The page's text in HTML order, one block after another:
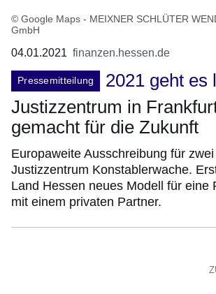
© Google Maps - MEIXNER SCHLÜTER
GmbH
04.01.2021 finanzen.hessen.de
Pressemitteilung
2021 geht es
Justizzentrum in
gemacht für die Zukunft
Europaweite Ausschreibung für
Justizzentrum Konstablerwache.
Land Hessen neues Modell für eine
mit einem privaten Partner.